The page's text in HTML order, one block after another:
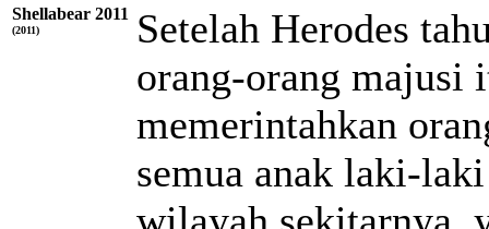
Shellabear 2011
(2011)
Setelah Herodes
orang-orang majusi
memerintahkan
semua anak laki-